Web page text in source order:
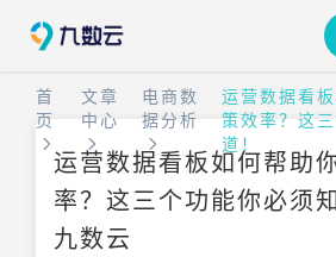
首
页
文章
中心
电商数
据分析
运营数据看
策效率？这
道！
运营数据看板如何帮助
率？这三个功能你必须
九数云